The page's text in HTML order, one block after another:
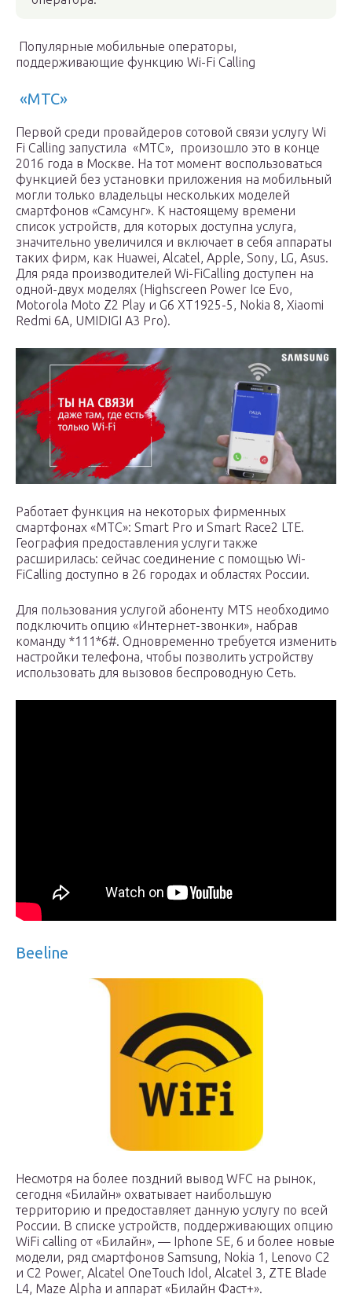
Популярные мобильные операторы,
поддерживающие функцию Wi-Fi Calling
«МТС»
Первой среди провайдеров сотовой связи услугу Wi
Fi Calling запустила «МТС», произошло это в конце
2016 года в Москве. На тот момент воспользоваться
функцией без установки приложения на мобильный
могли только владельцы нескольких моделей
смартфонов «Самсунг». К настоящему времени
список устройств, для которых доступна услуга,
значительно увеличился и включает в себя аппараты
таких фирм, как Huawei, Alcatel, Apple, Sony, LG, Asus.
Для ряда производителей Wi-FiCalling доступен на
одной-двух моделях (Highscreen Power Ice Evo,
Motorola Moto Z2 Play и G6 XT1925-5, Nokia 8, Xiaomi
Redmi 6A, UMIDIGI A3 Pro).
Работает функция на некоторых фирменных
смартфонах «МТС»: Smart Pro и Smart Race2 LTE.
География предоставления услуги также
расширилась: сейчас соединение с помощью Wi-
FiCalling доступно в 26 городах и областях России.
Для пользования услугой абоненту MTS необходимо
подключить опцию «Интернет-звонки», набрав
команду *111*6#. Одновременно требуется изменить
настройки телефона, чтобы позволить устройству
использовать для вызовов беспроводную Сеть.
Beeline
Несмотря на более поздний вывод WFC на рынок,
сегодня «Билайн» охватывает наибольшую
территорию и предоставляет данную услугу по всей
России. В списке устройств, поддерживающих опцию
WiFi calling от «Билайн», — Iphone SE, 6 и более новые
модели, ряд смартфонов Samsung, Nokia 1, Lenovo C2
и C2 Power, Alcatel OneTouch Idol, Alcatel 3, ZTE Blade
L4, Maze Alpha и аппарат «Билайн Фаст+».